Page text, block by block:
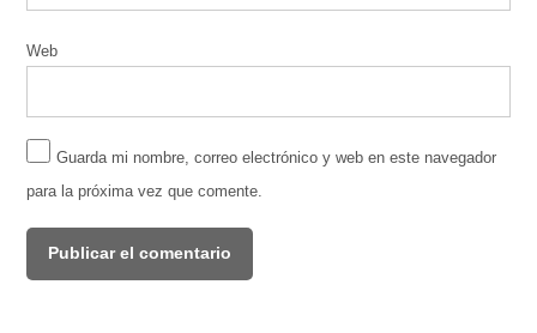
Web
Guarda mi nombre, correo electrónico y web en este navegador
para la próxima vez que comente.